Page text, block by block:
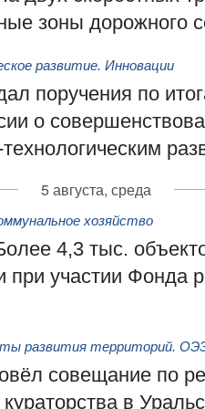
зоны дорожного
развитие. Инновации
поручения по
о
5 августа, среда
хозяйство
4,3 тыс.
при участии Фонда
развития территорий.
совещание по
в